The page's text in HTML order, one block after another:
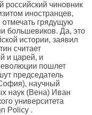
российский чиновник
иностранцев,
грядущую
большевиков. Да, это
истории, заявил
считает
и царей, и
пошлет
председатель
научный
наук (Вена) Иван
университета
Policy .